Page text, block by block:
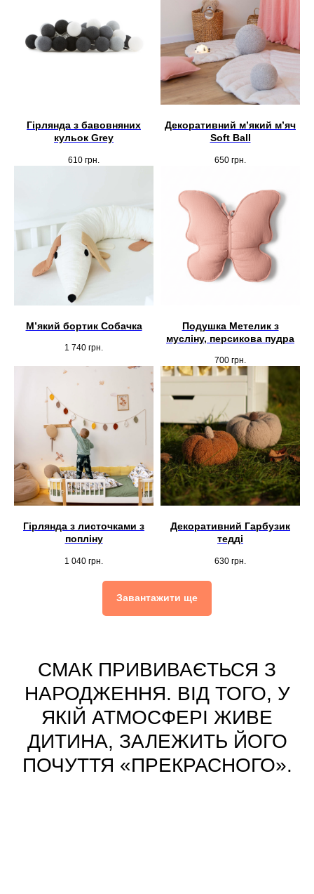
Гірлянда з бавовняних
кульок Grey
610 грн.
Декоративний м’який м’яч
Soft Ball
650 грн.
Мʼякий бортик Собачка
1 740 грн.
Подушка Метелик з
мусліну, персикова пудра
700 грн.
Гірлянда з листочками з
попліну
1 040 грн.
Декоративний Гарбузик
тедді
630 грн.
Завантажити ще
СМАК ПРИВИВАЄТЬСЯ З
НАРОДЖЕННЯ. ВІД ТОГО, У
ЯКІЙ АТМОСФЕРІ ЖИВЕ
ДИТИНА, ЗАЛЕЖИТЬ ЙОГО
ПОЧУТТЯ «ПРЕКРАСНОГО».